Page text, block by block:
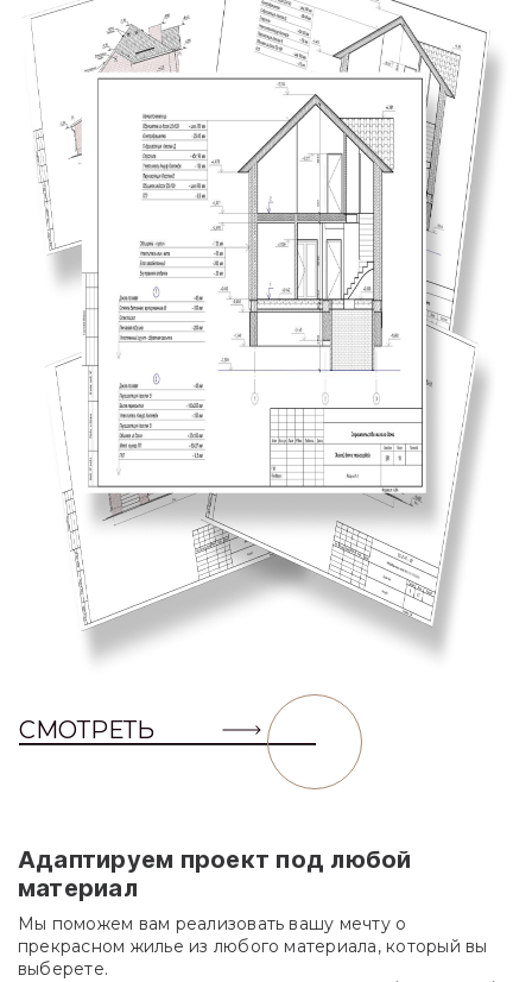
СМОТРЕТЬ
Адаптируем проект под любой
материал
Мы поможем вам реализовать вашу мечту о
прекрасном жилье из любого материала, который вы
выберете.